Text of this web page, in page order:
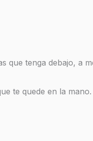
que tenga debajo, a
te quede en la mano.